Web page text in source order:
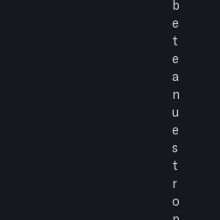
b
e
t
e
a
n
u
e
s
t
r
o